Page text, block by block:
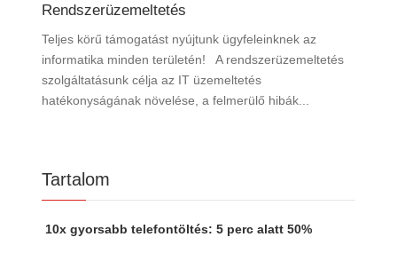
Rendszerüzemeltetés
Teljes körű támogatást nyújtunk ügyfeleinknek az
informatika minden területén! A rendszerüzemeltetés
szolgáltatásunk célja az IT üzemeltetés
hatékonyságának növelése, a felmerülő hibák...
Tartalom
10x gyorsabb telefontöltés: 5 perc alatt 50%